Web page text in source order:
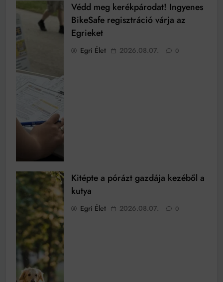
Védd meg kerékpárodat! Ingyenes
BikeSafe regisztráció várja az
Egrieket
Egri Élet 2026.08.07. 0
Kitépte a pórázt gazdája kezéből a
kutya
Egri Élet 2026.08.07. 0